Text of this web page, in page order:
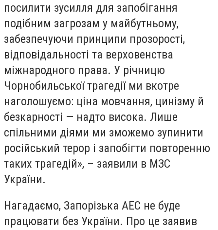
посилити зусилля для запобігання
подібним загрозам у майбутньому,
забезпечуючи принципи прозорості,
відповідальності та верховенства
міжнародного права. У річницю
Чорнобильської трагедії ми вкотре
наголошуємо: ціна мовчання, цинізму й
безкарності — надто висока. Лише
спільними діями ми зможемо зупинити
російський терор і запобігти повторенню
таких трагедій», – заявили в МЗС
України.
Нагадаємо, Запорізька АЕС не буде
працювати без України. Про це заявив